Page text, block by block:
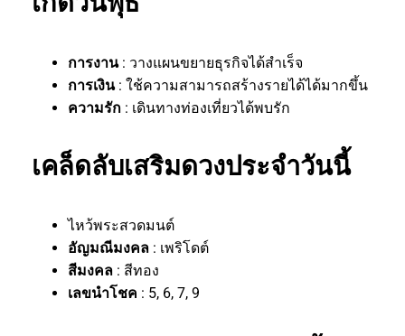
การงาน: วางแผนขยายธุรกิจได้สำเร็จ
การเงิน: ใช้ความสามารถสร้างรายได้ได้มากขึ้น
ความรัก : เดินทางท่องเที่ยวได้พบรัก
เคล็ดลับเสริมดวงประจำวันนี้
ไหว้พระสวดมนต์
อัญมณีมงคล : เพริโดต์
สีมงคล : สีทอง
เลขนำโชค : 5, 6, 7, 9